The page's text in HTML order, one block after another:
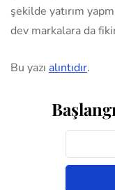
şekilde yatırım
dev markalara da
Bu yazı alıntıdır.